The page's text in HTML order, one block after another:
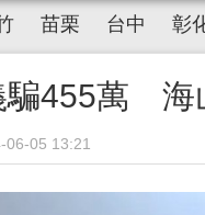
苗栗 台中 彰
騙455萬 海
06-05 13:21